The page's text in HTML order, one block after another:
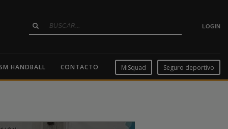
LOGIN
HANDBALL CONTACTO MiSquad Seguro deportivo